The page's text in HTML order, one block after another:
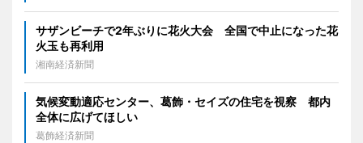
サザンビーチで2年ぶりに花火大会 全国で中止になった花
火玉も再利用
湘南経済新聞
気候変動適応センター、葛飾・セイズの住宅を視察 都内
全体に広げてほしい
葛飾経済新聞